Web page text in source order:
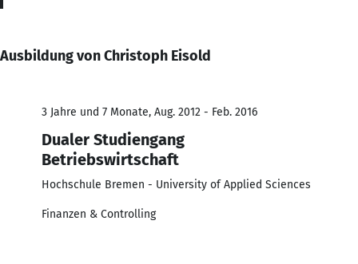
Ausbildung von Christoph Eisold
3 Jahre und 7 Monate, Aug. 2012 - Feb. 2016
Dualer Studiengang
Betriebswirtschaft
Hochschule Bremen - University of Applied Sciences
Finanzen & Controlling